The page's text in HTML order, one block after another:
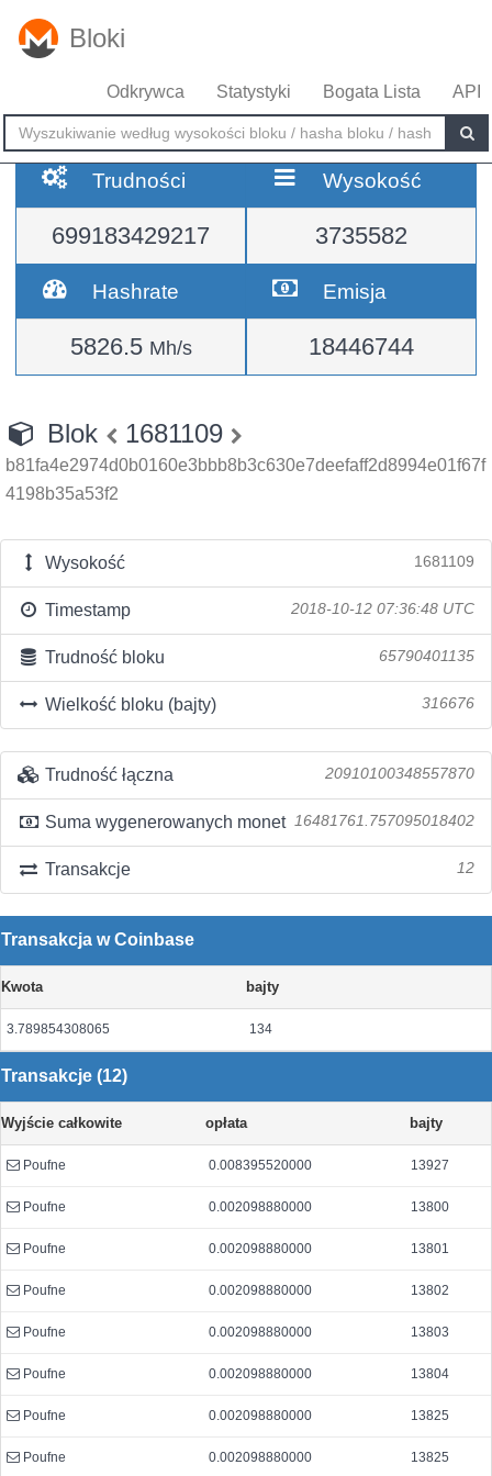
Bloki
Odkrywca Statystyki Bogata Lista API
Trudności
699183429217
Wysokość
3735582
Hashrate
5826.5 Mh/s
Emisja
18446744
Blok 1681109
b81fa4e2974d0b0160e3bbb8b3c630e7deefaff2d8994e01f67f
4198b35a53f2
Wysokość 1681109
Timestamp 2018-10-12 07:36:48 UTC
Trudność bloku 65790401135
Wielkość bloku (bajty) 316676
Trudność łączna 20910100348557870
Suma wygenerowanych monet 16481761.757095018402
Transakcje 12
Transakcja w Coinbase
Kwota bajty
3.789854308065 134
Transakcje (12)
Wyjście całkowite opłata bajty
Poufne 0.008395520000 13927
Poufne 0.002098880000 13800
Poufne 0.002098880000 13801
Poufne 0.002098880000 13802
Poufne 0.002098880000 13803
Poufne 0.002098880000 13804
Poufne 0.002098880000 13825
Poufne 0.002098880000 13825